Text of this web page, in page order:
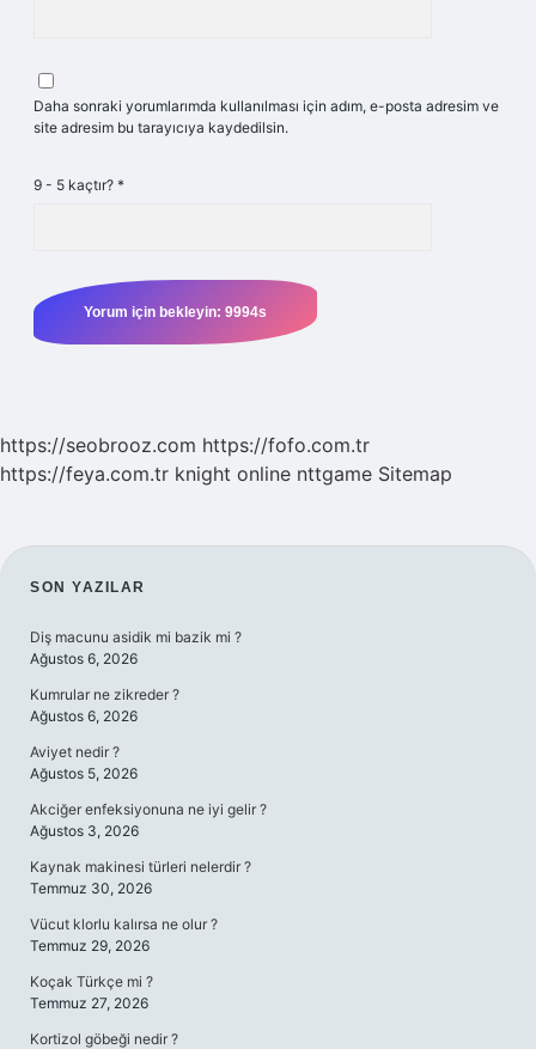
Daha sonraki yorumlarımda kullanılması için adım, e-posta adresim ve
site adresim bu tarayıcıya kaydedilsin.
9 - 5 kaçtır? *
https://seobrooz.com https://fofo.com.tr
https://feya.com.tr knight online nttgame Sitemap
SIDEBAR
SON YAZILAR
Diş macunu asidik mi bazik mi ?
Ağustos 6, 2026
Kumrular ne zikreder ?
Ağustos 6, 2026
Aviyet nedir ?
Ağustos 5, 2026
Akciğer enfeksiyonuna ne iyi gelir ?
Ağustos 3, 2026
Kaynak makinesi türleri nelerdir ?
Temmuz 30, 2026
Vücut klorlu kalırsa ne olur ?
Temmuz 29, 2026
Koçak Türkçe mi ?
Temmuz 27, 2026
Kortizol göbeği nedir ?